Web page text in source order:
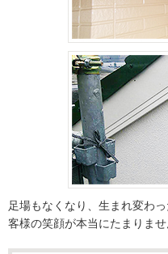
足場もなくなり、生まれ変わ
客様の笑顔が本当にたまりませ